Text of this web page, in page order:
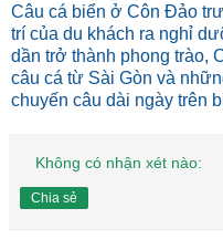
Câu cá biển ở Côn Đảo
trí của du khách ra nghỉ
dần trở thành phong trào,
câu cá từ Sài Gòn và
chuyến câu dài ngày trên
Không có nhận xét nào:
Chia sẻ